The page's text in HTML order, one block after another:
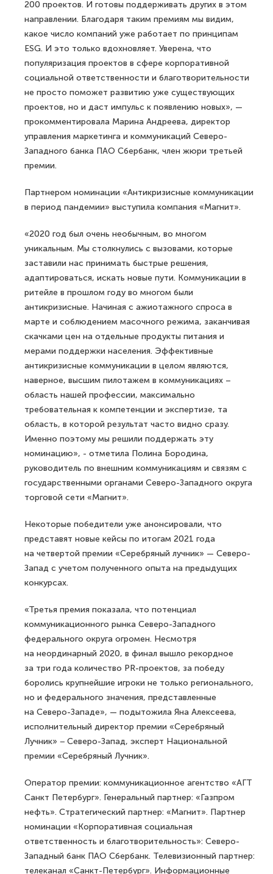
200 проектов. И готовы поддерживать других в этом
направлении. Благодаря таким премиям мы видим,
какое число компаний уже работает по принципам
ESG. И это только вдохновляет. Уверена, что
популяризация проектов в сфере корпоративной
социальной ответственности и благотворительности
не просто поможет развитию уже существующих
проектов, но и даст импульс к появлению новых», —
прокомментировала Марина Андреева, директор
управления маркетинга и коммуникаций Северо-
Западного банка ПАО Сбербанк, член жюри третьей
премии.
Партнером номинации «Антикризисные коммуникации
в период пандемии» выступила компания «Магнит».
«2020 год был очень необычным, во многом
уникальным. Мы столкнулись с вызовами, которые
заставили нас принимать быстрые решения,
адаптироваться, искать новые пути. Коммуникации в
ритейле в прошлом году во многом были
антикризисные. Начиная с ажиотажного спроса в
марте и соблюдением масочного режима, заканчивая
скачками цен на отдельные продукты питания и
мерами поддержки населения. Эффективные
антикризисные коммуникации в целом являются,
наверное, высшим пилотажем в коммуникациях –
область нашей профессии, максимально
требовательная к компетенции и экспертизе, та
область, в которой результат часто видно сразу.
Именно поэтому мы решили поддержать эту
номинацию», - отметила Полина Бородина,
руководитель по внешним коммуникациям и связям с
государственными органами Северо-Западного округа
торговой сети «Магнит».
Некоторые победители уже анонсировали, что
представят новые кейсы по итогам 2021 года
на четвертой премии «Серебряный лучник» — Северо-
Запад с учетом полученного опыта на предыдущих
конкурсах.
«Третья премия показала, что потенциал
коммуникационного рынка Северо-Западного
федерального округа огромен. Несмотря
на неординарный 2020, в финал вышло рекордное
за три года количество PR-проектов, за победу
боролись крупнейшие игроки не только регионального,
но и федерального значения, представленные
на Северо-Западе», — подытожила Яна Алексеева,
исполнительный директор премии «Серебряный
Лучник» − Северо-Запад, эксперт Национальной
премии «Серебряный Лучник».
Оператор премии: коммуникационное агентство «АГТ
Санкт Петербург». Генеральный партнер: «Газпром
нефть». Стратегический партнер: «Магнит». Партнер
номинации «Корпоративная социальная
ответственность и благотворительность»: Северо-
Западный банк ПАО Сбербанк. Телевизионный партнер:
телеканал «Санкт-Петербург». Информационные